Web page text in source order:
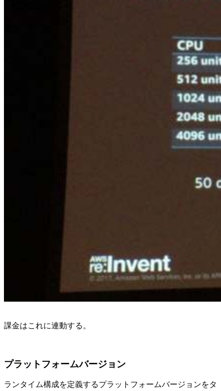
課金はこれに連動する。
プラットフォームバージョン
ランタイム構成を定義するプラットフォームバージョンをタ